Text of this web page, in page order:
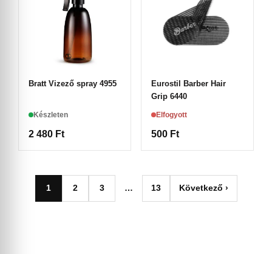
Bratt Vizező spray 4955
Készleten
2 480 Ft
Eurostil Barber Hair
Grip 6440
Elfogyott
500 Ft
1 2 3 … 13 Következő ›